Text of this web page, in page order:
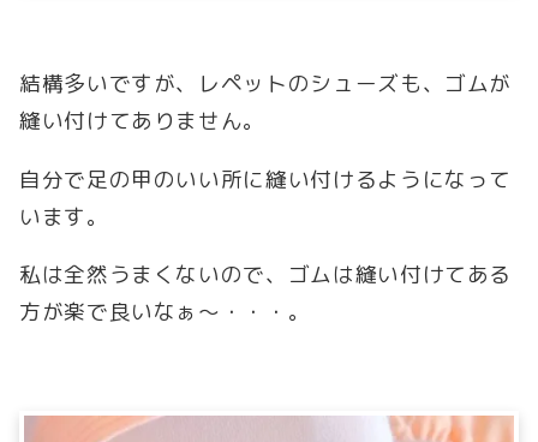
結構多いですが、レペットのシューズも、ゴムが
縫い付けてありません。
自分で足の甲のいい所に縫い付けるようになって
います。
私は全然うまくないので、ゴムは縫い付けてある
方が楽で良いなぁ～・・・。